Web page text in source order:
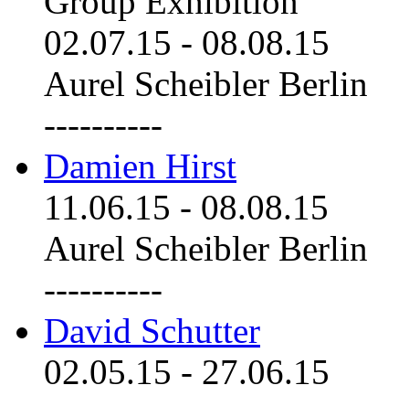
02.07.15 - 08.08.15
Aurel Scheibler Berlin
----------
Damien Hirst
11.06.15 - 08.08.15
Aurel Scheibler Berlin
----------
David Schutter
02.05.15 - 27.06.15